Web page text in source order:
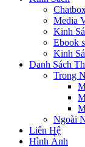
Media
Kinh
Ebook
Kinh
Danh Sách
Trong
Ngoài
Liên Hệ
Hình Ảnh